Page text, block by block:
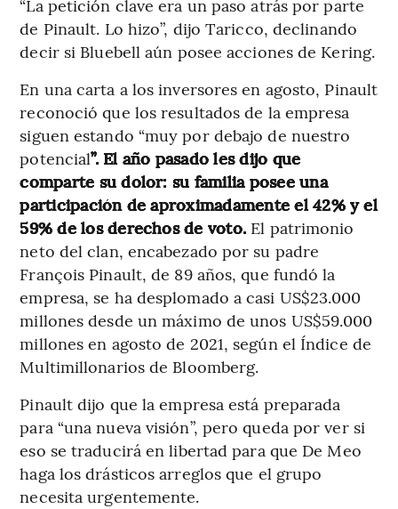
“La petición clave era un paso atrás por parte
de Pinault. Lo hizo”, dijo Taricco, declinando
decir si Bluebell aún posee acciones de Kering.
En una carta a los inversores en agosto, Pinault
reconoció que los resultados de la empresa
siguen estando “muy por debajo de nuestro
potencial”. El año pasado les dijo que
comparte su dolor: su familia posee una
participación de aproximadamente el 42% y el
59% de los derechos de voto. El patrimonio
neto del clan, encabezado por su padre
François Pinault, de 89 años, que fundó la
empresa, se ha desplomado a casi US$23.000
millones desde un máximo de unos US$59.000
millones en agosto de 2021, según el Índice de
Multimillonarios de Bloomberg.
Pinault dijo que la empresa está preparada
para “una nueva visión”, pero queda por ver si
eso se traducirá en libertad para que De Meo
haga los drásticos arreglos que el grupo
necesita urgentemente.